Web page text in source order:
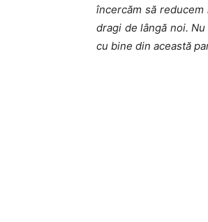
încercăm să
dragi de lângă noi.
cu bine din această